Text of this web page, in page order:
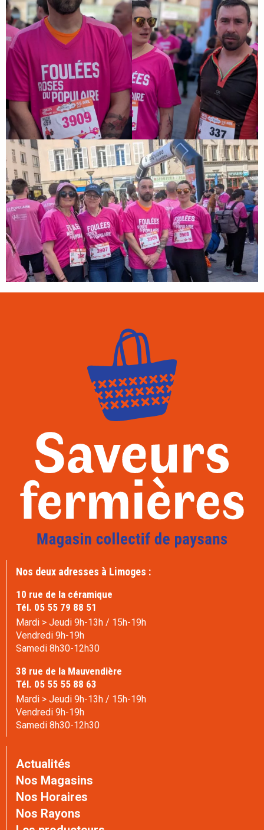
Nos deux adresses à Limoges :
10 rue de la céramique
Tél. 05 55 79 88 51
Mardi > Jeudi 9h-13h / 15h-19h
Vendredi 9h-19h
Samedi 8h30-12h30
38 rue de la Mauvendière
Tél. 05 55 55 88 63
Mardi > Jeudi 9h-13h / 15h-19h
Vendredi 9h-19h
Samedi 8h30-12h30
Actualités
Nos Magasins
Nos Horaires
Nos Rayons